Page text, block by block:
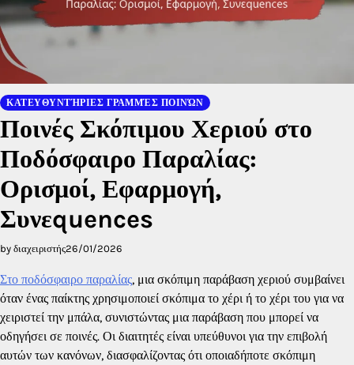
ΚΑΤΕΥΘΥΝΤΉΡΙΕΣ ΓΡΑΜΜΈΣ ΠΟΙΝΏΝ
Ποινές Σκόπιμου Χεριού στο
Ποδόσφαιρο Παραλίας:
Ορισμοί, Εφαρμογή,
Συνεquences
by διαχειριστής26/01/2026
Στο ποδόσφαιρο παραλίας, μια σκόπιμη παράβαση χεριού συμβαίνει
όταν ένας παίκτης χρησιμοποιεί σκόπιμα το χέρι ή το χέρι του για να
χειριστεί την μπάλα, συνιστώντας μια παράβαση που μπορεί να
οδηγήσει σε ποινές. Οι διαιτητές είναι υπεύθυνοι για την επιβολή
αυτών των κανόνων, διασφαλίζοντας ότι οποιαδήποτε σκόπιμη